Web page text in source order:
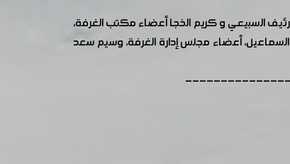
رئيف السبيعي و كريم الخجا أعضاء مكتب الغرفة،
السماعيل، أعضاء مجلس إدارة الغرفة، وسيم سعد